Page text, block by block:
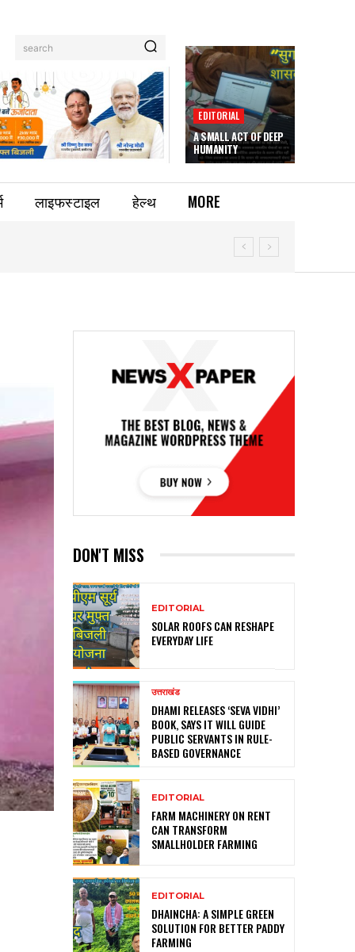
search
EDITORIAL
A SMALL ACT OF DEEP
HUMANITY
लाइफस्टाइल हेल्थ MORE
DON'T MISS
EDITORIAL
SOLAR ROOFS CAN RESHAPE
EVERYDAY LIFE
उत्तराखंड
DHAMI RELEASES ‘SEVA VIDHI’
BOOK, SAYS IT WILL GUIDE
PUBLIC SERVANTS IN RULE-
BASED GOVERNANCE
EDITORIAL
FARM MACHINERY ON RENT
CAN TRANSFORM
SMALLHOLDER FARMING
EDITORIAL
DHAINCHA: A SIMPLE GREEN
SOLUTION FOR BETTER PADDY
FARMING